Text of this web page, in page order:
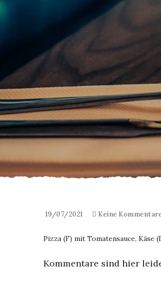
19/07/2021 Keine
Pizza (F) mit Tomatensauce, Käse
Kommentare sind hier